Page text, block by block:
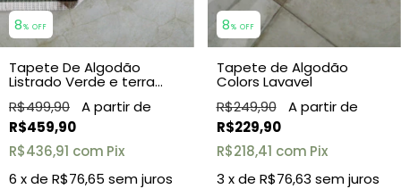
8% OFF
Tapete De Algodão
Listrado Verde e terra
R$499,90
R$459,90
R$436,91 com Pix
6 x de R$76,65 sem juros
8% OFF
Tapete de Algodão
Colors Lavavel
R$249,90
R$229,90
R$218,41 com Pix
3 x de R$76,63 sem juros